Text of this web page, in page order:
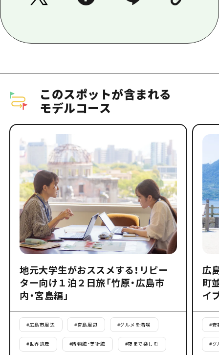
このスポットが含まれる
モデルコース
地元大学生がおススメする！リピー
ター向け１泊２日旅「竹原・広島市
内・宮島編」
#広島市周辺 #宮島周辺 #グルメを満喫
#世界遺産 #博物館・美術館 #夜まで楽しむ
広
町
イ
#安
#グ